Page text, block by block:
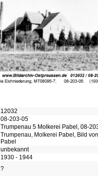
12032
08-203-05
Trumpenau 5 Molkerei Pabel, 08-
Trumpenau, Molkerei Pabel, Bild
Pabel
unbekannt
1930 - 1944
?